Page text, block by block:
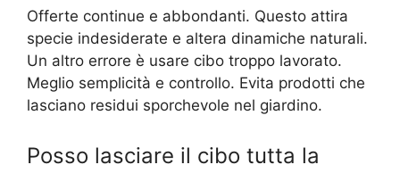
Offerte continue e abbondanti. Questo attira
specie indesiderate e altera dinamiche naturali.
Un altro errore è usare cibo troppo lavorato.
Meglio semplicità e controllo. Evita prodotti che
lasciano residui sporchevole nel giardino.
Posso lasciare il cibo tutta la